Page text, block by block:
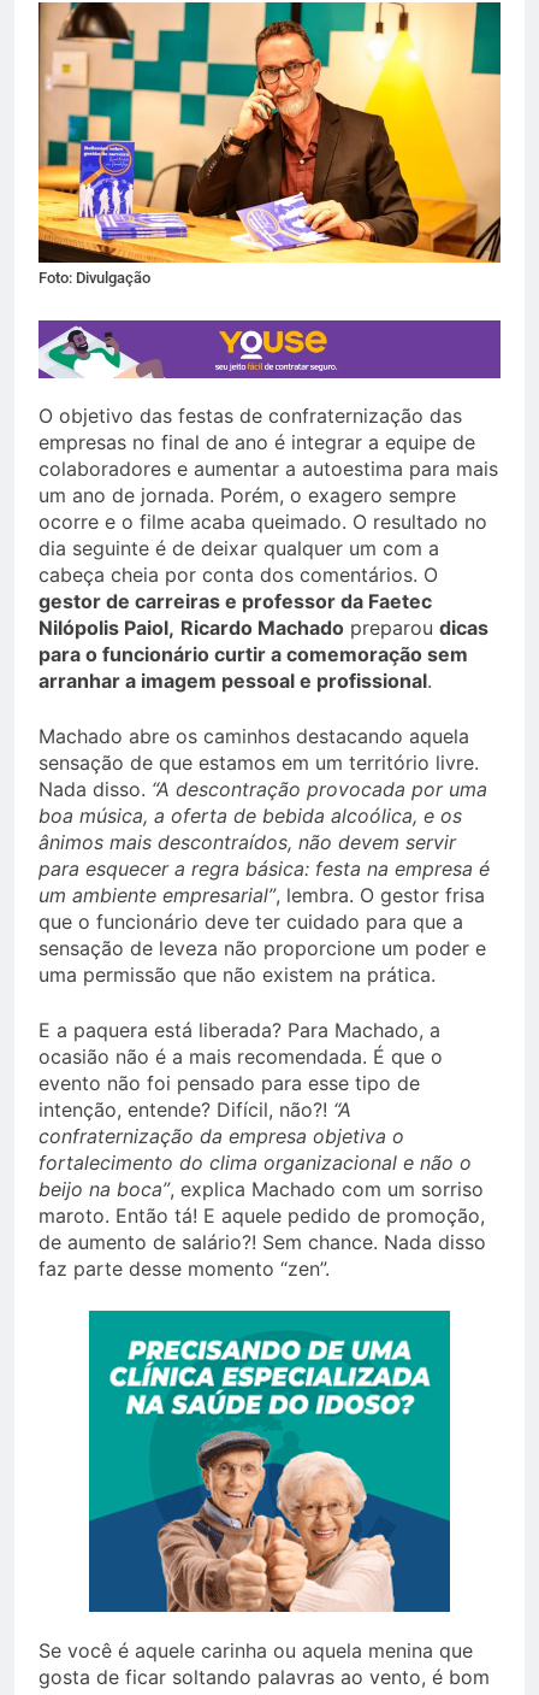
Foto: Divulgação
O objetivo das festas de confraternização das
empresas no final de ano é integrar a equipe de
colaboradores e aumentar a autoestima para mais
um ano de jornada. Porém, o exagero sempre
ocorre e o filme acaba queimado. O resultado no
dia seguinte é de deixar qualquer um com a
cabeça cheia por conta dos comentários. O
gestor de carreiras e professor da Faetec
Nilópolis Paiol, Ricardo Machado preparou dicas
para o funcionário curtir a comemoração sem
arranhar a imagem pessoal e profissional.
Machado abre os caminhos destacando aquela
sensação de que estamos em um território livre.
Nada disso. “A descontração provocada por uma
boa música, a oferta de bebida alcoólica, e os
ânimos mais descontraídos, não devem servir
para esquecer a regra básica: festa na empresa é
um ambiente empresarial”, lembra. O gestor frisa
que o funcionário deve ter cuidado para que a
sensação de leveza não proporcione um poder e
uma permissão que não existem na prática.
E a paquera está liberada? Para Machado, a
ocasião não é a mais recomendada. É que o
evento não foi pensado para esse tipo de
intenção, entende? Difícil, não?! “A
confraternização da empresa objetiva o
fortalecimento do clima organizacional e não o
beijo na boca”, explica Machado com um sorriso
maroto. Então tá! E aquele pedido de promoção,
de aumento de salário?! Sem chance. Nada disso
faz parte desse momento “zen”.
Se você é aquele carinha ou aquela menina que
gosta de ficar soltando palavras ao vento, é bom